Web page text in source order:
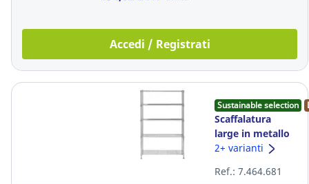
Accedi / Registrati
Sustainable selection
Scaffalatura
large in metallo
5 ripiani Mobi
x H 200
2+ varianti
Ref.: 7.464.681